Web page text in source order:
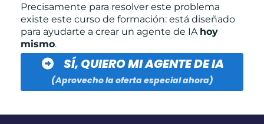
Precisamente para resolver este problema
existe este curso de formación: está diseñado
para ayudarte a crear un agente de IA hoy
mismo.
SÍ, QUIERO MI AGENTE DE IA
(Aprovecho la oferta especial ahora)